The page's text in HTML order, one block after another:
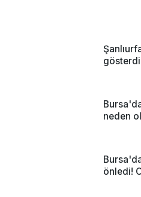
gösterdi
neden
önledi!